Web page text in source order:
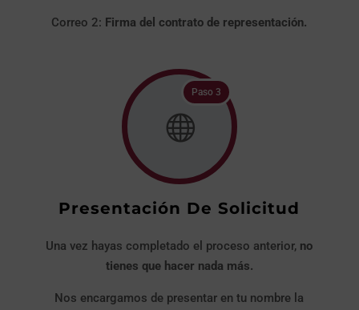
Correo 2: Firma del contrato de representación.

Paso 3
Presentación De Solicitud
Una vez hayas completado el proceso anterior, no
tienes que hacer nada más.
Nos encargamos de presentar en tu nombre la